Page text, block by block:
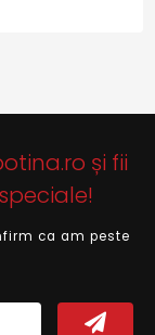
și fii
ca am peste